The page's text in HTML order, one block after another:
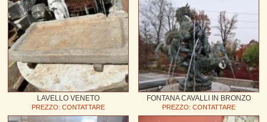
LAVELLO VENETO
PREZZO: CONTATTARE
FONTANA CAVALLI IN BRONZO
PREZZO: CONTATTARE